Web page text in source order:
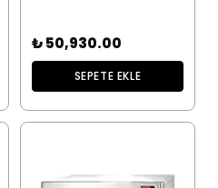
₺ 50,930.00
SEPETE EKLE